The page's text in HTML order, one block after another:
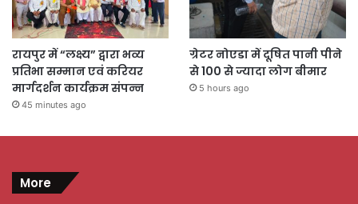
रायपुर में “लक्ष्य” द्वारा भव्य
प्रतिभा सम्मान एवं करियर
मार्गदर्शन कार्यक्रम संपन्न
45 minutes ago
ग्रेटर नोएडा में दूषित पानी पीने
से 100 से ज्यादा लोग बीमार
5 hours ago
More